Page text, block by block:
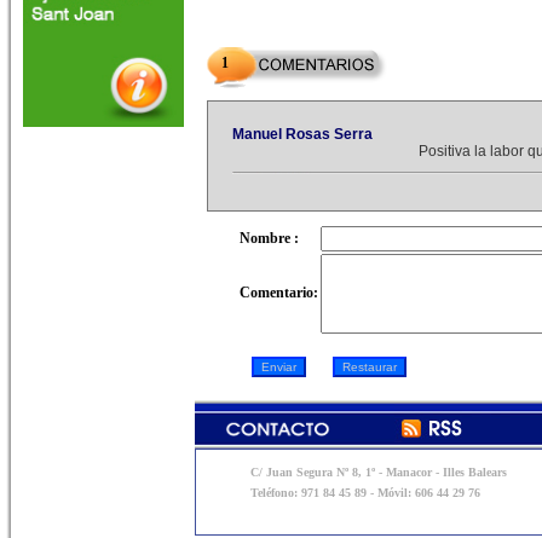
1
Manuel Rosas Serra
Positiva la labor
Nombre :
Comentario:
C/ Juan Segura Nº 8, 1º - Manacor - Illes Balears
Teléfono: 971 84 45 89 - Móvil: 606 44 29 76